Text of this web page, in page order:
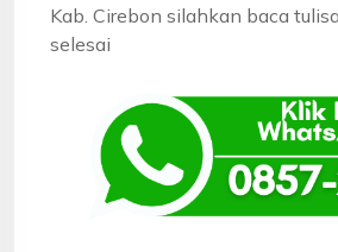
Kab. Cirebon silahkan baca
selesai